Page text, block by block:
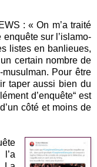
: « On m’a traité
sur l’islamo-
listes en banlieues,
certain nombre de
Pour être
taper aussi bien du
d’enquête“ est
côté et moins de